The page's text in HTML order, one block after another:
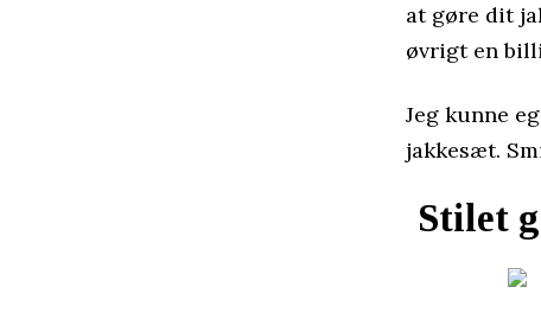
at gøre dit
øvrigt en
Jeg kunne
jakkesæt.
Stilet